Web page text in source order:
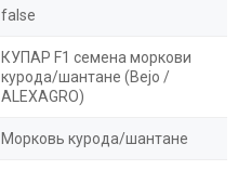
false
КУПАР F1 семена моркови
курода/шантане (Bejo /
ALEXAGRO)
Морковь курода/шантане